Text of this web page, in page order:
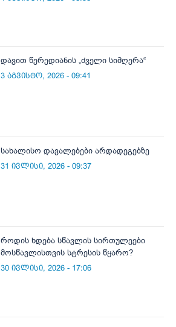
დავით წერედიანის „ძველი სიმღერა“
3 აგვისტო, 2026 - 09:41
სახალისო დავალებები არდადეგებზე
31 ივლისი, 2026 - 09:37
როდის ხდება სწავლის სირთულეები
მოსწავლისთვის სტრესის წყარო?
30 ივლისი, 2026 - 17:06